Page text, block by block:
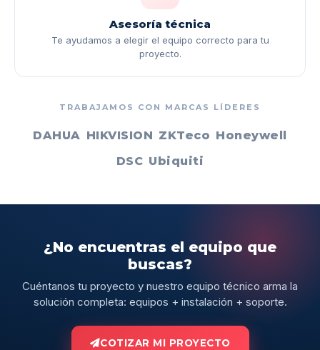
Asesoría técnica
Te ayudamos a elegir el equipo correcto para tu
proyecto.
TRABAJAMOS CON MARCAS LÍDERES
DAHUA HIKVISION ZKTeco Honeywell
DSC Ubiquiti
¿No encuentras el equipo que
buscas?
Cuéntanos tu proyecto y nuestro equipo técnico arma la
solución completa: equipos + instalación + soporte.
COTIZAR MI PROYECTO